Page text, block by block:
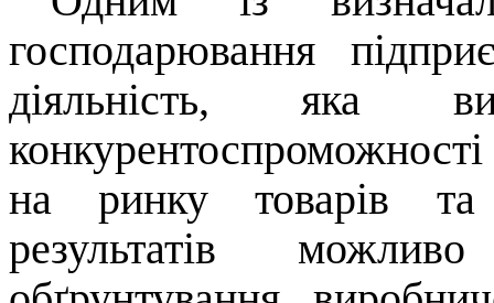
господарювання
діяльність, яка
на ринку товарів та
результатів